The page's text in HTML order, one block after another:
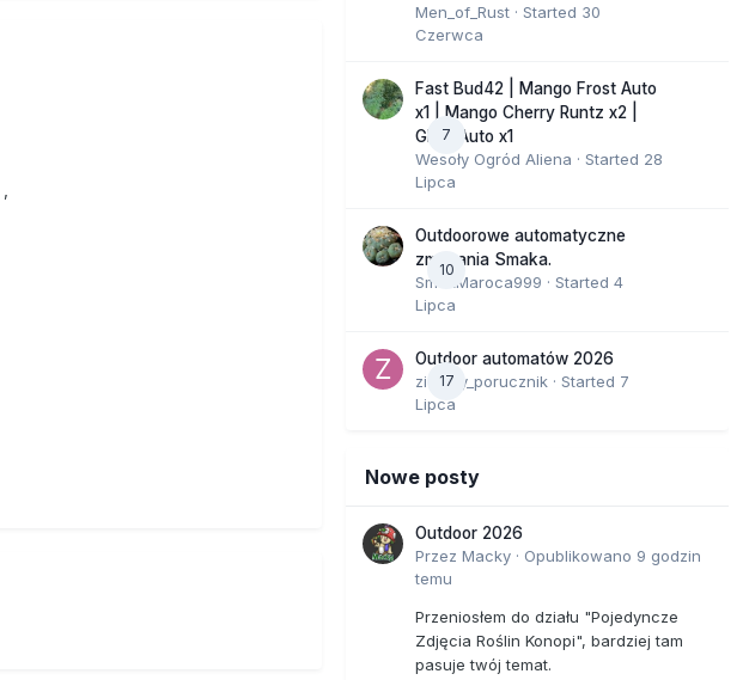
Men_of_Rust · Started 30
Czerwca
7
Fast Bud42 | Mango Frost Auto
x1 | Mango Cherry Runtz x2 |
GMO Auto x1
Wesoły Ogród Aliena · Started 28
Lipca
10
Outdoorowe automatyczne
zmagania Smaka.
SmakMaroca999 · Started 4
Lipca
17
Outdoor automatów 2026
zielony_porucznik · Started 7
Lipca
Nowe posty
Outdoor 2026
Przez Macky · Opublikowano 9 godzin
temu
Przeniosłem do działu "Pojedyncze
Zdjęcia Roślin Konopi", bardziej tam
pasuje twój temat.